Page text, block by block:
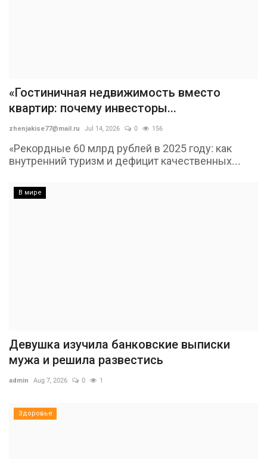
«Гостиничная недвижимость вместо
квартир: почему инвесторы...
zhenjakise77@mail.ru Jul 14, 2026 0 156
«Рекордные 60 млрд рублей в 2025 году: как
внутренний туризм и дефицит качественных...
В мире
Девушка изучила банковские выписки
мужа и решила развестись
admin Aug 7, 2026 0 1
Здоровье